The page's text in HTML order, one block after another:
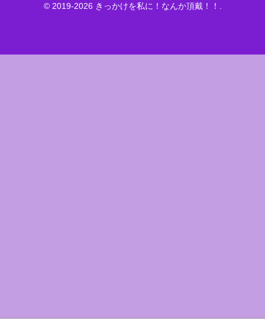
© 2019-2026 きっかけを私に！なんか頂戴！！.